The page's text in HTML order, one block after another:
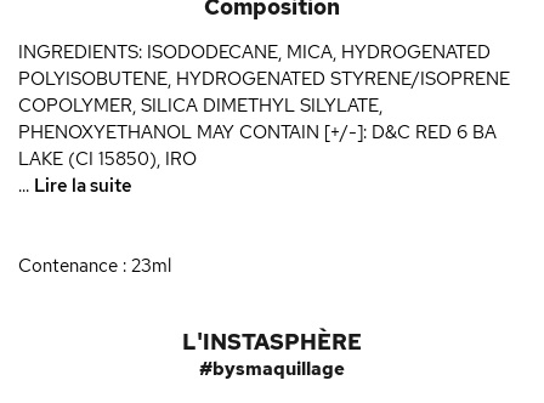
Composition
INGREDIENTS: ISODODECANE, MICA, HYDROGENATED
POLYISOBUTENE, HYDROGENATED STYRENE/ISOPRENE
COPOLYMER, SILICA DIMETHYL SILYLATE,
PHENOXYETHANOL MAY CONTAIN [+/-]: D&C RED 6 BA
LAKE (CI 15850), IRO
... Lire la suite
Contenance : 23ml
L'INSTASPHÈRE
#bysmaquillage